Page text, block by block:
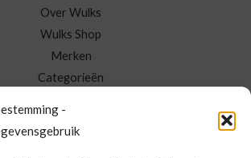
-
Over Wulks
Wulks Shop
Merken
Categorieën
Mijn Wulks